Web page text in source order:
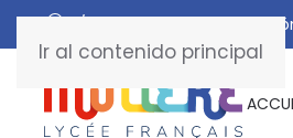
Ir al contenido principal
C/ De Manuel Marraco